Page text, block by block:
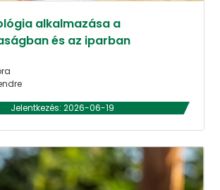
alkalmazása a
és az iparban
Jelentkezés: 2026-06-19